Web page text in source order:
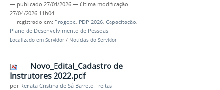
— publicado 27/04/2026 — última modificação
27/04/2026 11h04
— registrado em: Progepe, PDP 2026, Capacitação,
Plano de Desenvolvimento de Pessoas
Localizado em Servidor / Notícias do Servidor
Novo_Edital_Cadastro de
Instrutores 2022.pdf
por Renata Cristina de Sá Barreto Freitas